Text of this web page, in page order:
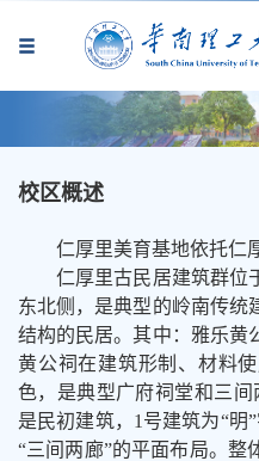
校区概述
仁厚里美育基地依托仁厚
仁厚里古民居建筑群位
东北侧，是典型的岭南传统
结构的民居。其中：雅乐黄
黄公祠在建筑形制、材料
色，是典型广府祠堂和三间
是民初建筑， 1 号建筑为“明
“三间两廊”的平面布局。整